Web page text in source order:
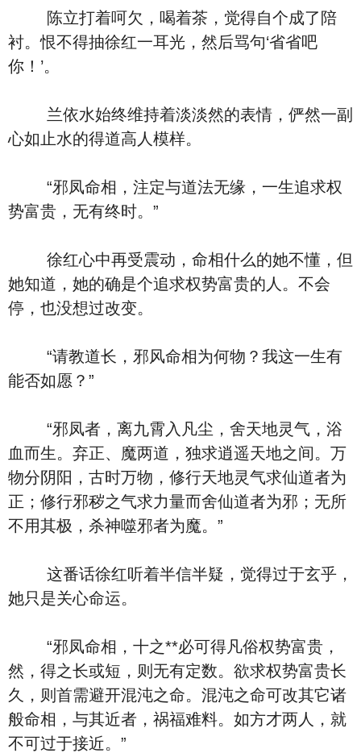
陈立打着呵欠，喝着茶，觉得自个成了陪
衬。恨不得抽徐红一耳光，然后骂句‘省省吧
你！’。
兰依水始终维持着淡淡然的表情，俨然一副
心如止水的得道高人模样。
“邪凤命相，注定与道法无缘，一生追求权
势富贵，无有终时。”
徐红心中再受震动，命相什么的她不懂，但
她知道，她的确是个追求权势富贵的人。不会
停，也没想过改变。
“请教道长，邪风命相为何物？我这一生有
能否如愿？”
“邪凤者，离九霄入凡尘，舍天地灵气，浴
血而生。弃正、魔两道，独求逍遥天地之间。万
物分阴阳，古时万物，修行天地灵气求仙道者为
正；修行邪秽之气求力量而舍仙道者为邪；无所
不用其极，杀神噬邪者为魔。”
这番话徐红听着半信半疑，觉得过于玄乎，
她只是关心命运。
“邪凤命相，十之**必可得凡俗权势富贵，
然，得之长或短，则无有定数。欲求权势富贵长
久，则首需避开混沌之命。混沌之命可改其它诸
般命相，与其近者，祸福难料。如方才两人，就
不可过于接近。”